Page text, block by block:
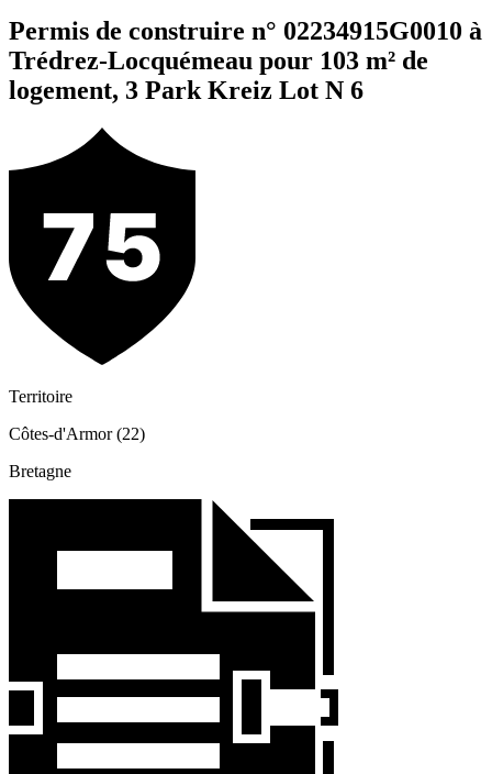
Permis de construire n° 02234915G0010 à
Trédrez-Locquémeau pour 103 m² de
logement, 3 Park Kreiz Lot N 6
Territoire
Côtes-d'Armor (22)
Bretagne